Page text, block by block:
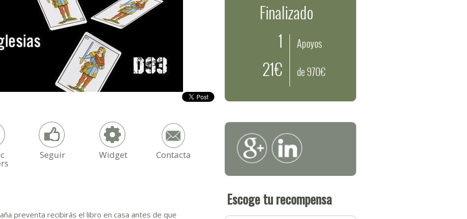
Seguir Widget Contacta
preventa recibirás el libro en casa antes de que
Finalizado
1
21€
Apoyos
de 970€
Escoge tu recompensa